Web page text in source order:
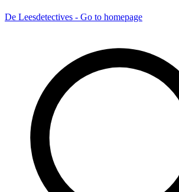
De Leesdetectives - Go to homepage